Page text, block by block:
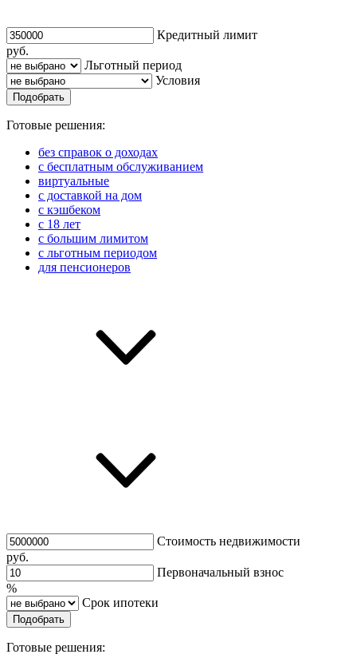
Кредитный лимит
руб.
Льготный период
Условия
Подобрать
Готовые решения:
без справок о доходах
с бесплатным обслуживанием
виртуальные
с доставкой на дом
с кэшбеком
с 18 лет
с большим лимитом
с льготным периодом
для пенсионеров
Стоимость недвижимости
руб.
Первоначальный взнос
%
Срок ипотеки
Подобрать
Готовые решения: